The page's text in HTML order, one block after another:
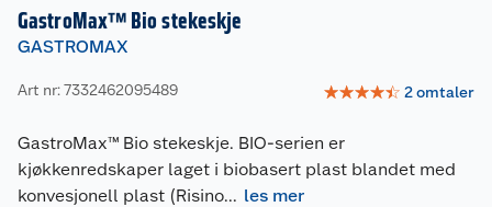
GastroMax™ Bio stekeskje
GASTROMAX
Art nr: 7332462095489 ☆☆☆☆☆ 2omtaler
GastroMax™ Bio stekeskje. BIO-serien er
kjøkkenredskaper laget i biobasert plast blandet med
konvesjonell plast (Risino... les mer